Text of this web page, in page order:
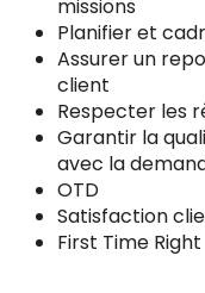
missions
Planifier et
Assurer un
client
Respecter les
Garantir la
avec la
OTD
Satisfaction
First Time Right